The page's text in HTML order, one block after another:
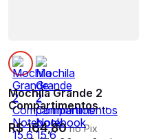
Mochila Grande 2
Compartimentos
Notebook 15,6 Sestini
City III - Azul Marinho
R$164,80no Pix